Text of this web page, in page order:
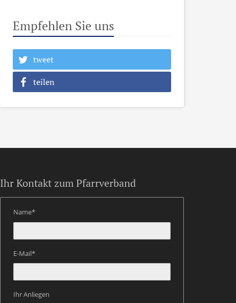
Empfehlen Sie uns
tweet
teilen
Ihr Kontakt zum Pfarrverband
Name*
E-Mail*
Ihr Anliegen